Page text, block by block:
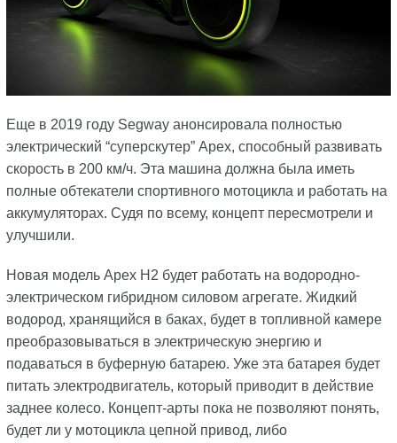
Еще в 2019 году Segway анонсировала полностью
электрический “суперскутер” Apex, способный развивать
скорость в 200 км/ч. Эта машина должна была иметь
полные обтекатели спортивного мотоцикла и работать на
аккумуляторах. Судя по всему, концепт пересмотрели и
улучшили.
Новая модель Apex H2 будет работать на водородно-
электрическом гибридном силовом агрегате. Жидкий
водород, хранящийся в баках, будет в топливной камере
преобразовываться в электрическую энергию и
подаваться в буферную батарею. Уже эта батарея будет
питать электродвигатель, который приводит в действие
заднее колесо. Концепт-арты пока не позволяют понять,
будет ли у мотоцикла цепной привод, либо